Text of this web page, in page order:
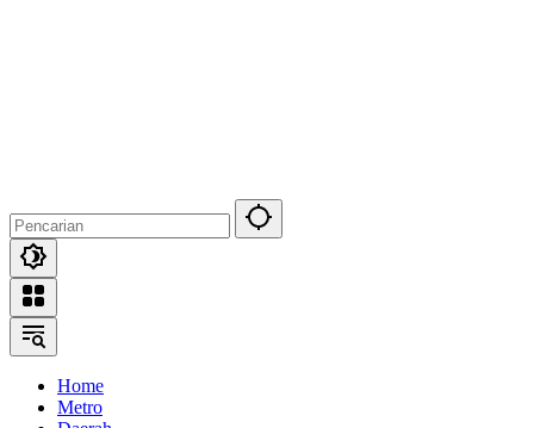
Home
Metro